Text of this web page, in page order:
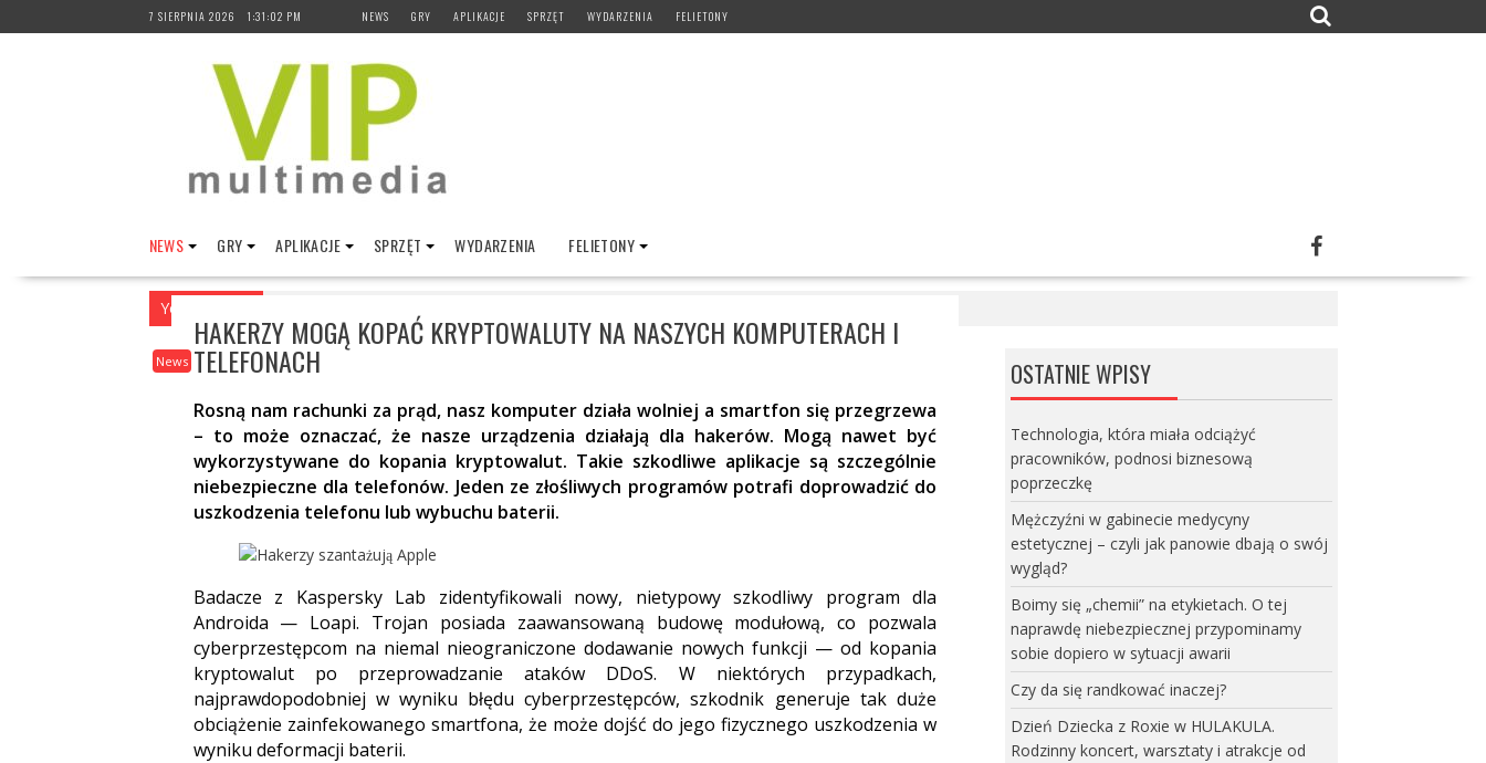
to
7 SIERPNIA 2026 1:31:03 PM NEWS GRY APLIKACJE SPRZĘT WYDARZENIA FELIETONY
NEWS GRY APLIKACJE SPRZĘT WYDARZENIA FELIETONY
You are here
News
HAKERZY MOGĄ KOPAĆ KRYPTOWALUTY NA NASZYCH KOMPUTERACH I
TELEFONACH
Rosną nam rachunki za prąd, nasz komputer działa wolniej a smartfon się przegrzewa
– to może oznaczać, że nasze urządzenia działają dla hakerów. Mogą nawet być
wykorzystywane do kopania kryptowalut. Takie szkodliwe aplikacje są szczególnie
niebezpieczne dla telefonów. Jeden ze złośliwych programów potrafi doprowadzić do
uszkodzenia telefonu lub wybuchu baterii.
Badacze z Kaspersky Lab zidentyfikowali nowy, nietypowy szkodliwy program dla
Androida — Loapi. Trojan posiada zaawansowaną budowę modułową, co pozwala
cyberprzestępcom na niemal nieograniczone dodawanie nowych funkcji — od kopania
kryptowalut po przeprowadzanie ataków DDoS. W niektórych przypadkach,
najprawdopodobniej w wyniku błędu cyberprzestępców, szkodnik generuje tak duże
obciążenie zainfekowanego smartfona, że może dojść do jego fizycznego uszkodzenia w
wyniku deformacji baterii.
OSTATNIE WPISY
Technologia, która miała odciążyć
pracowników, podnosi biznesową
poprzeczkę
Mężczyźni w gabinecie medycyny
estetycznej – czyli jak panowie dbają o swój
wygląd?
Boimy się „chemii” na etykietach. O tej
naprawdę niebezpiecznej przypominamy
sobie dopiero w sytuacji awarii
Czy da się randkować inaczej?
Dzień Dziecka z Roxie w HULAKULA.
Rodzinny koncert, warsztaty i atrakcje od